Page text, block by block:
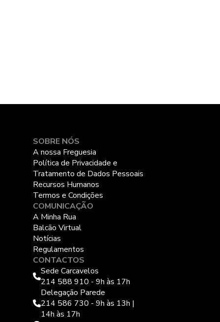
SOBRE NÓS
A nossa Freguesia
Política de Privacidade e
Tratamento de Dados Pessoais
Recursos Humanos
Termos e Condições
COMUNICAÇÃO
A Minha Rua
Balcão Virtual
Notícias
Regulamentos
CONTACTOS
Sede Carcavelos
214 588 910 - 9h às 17h
Delegação Parede
214 586 730 - 9h às 13h |
14h às 17h